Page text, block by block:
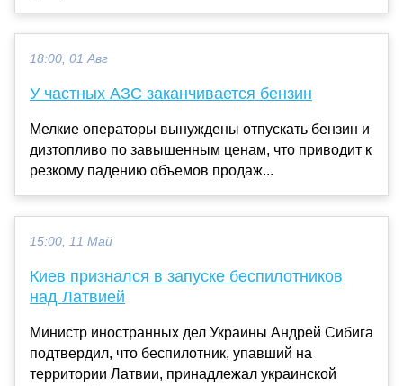
18:00, 01 Авг
У частных АЗС заканчивается бензин
Мелкие операторы вынуждены отпускать бензин и
дизтопливо по завышенным ценам, что приводит к
резкому падению объемов продаж...
15:00, 11 Май
Киев признался в запуске беспилотников
над Латвией
Министр иностранных дел Украины Андрей Сибига
подтвердил, что беспилотник, упавший на
территории Латвии, принадлежал украинской